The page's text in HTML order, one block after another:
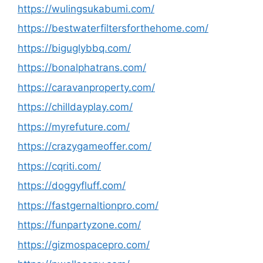
https://wulingsukabumi.com/
https://bestwaterfiltersforthehome.com/
https://biguglybbq.com/
https://bonalphatrans.com/
https://caravanproperty.com/
https://chilldayplay.com/
https://myrefuture.com/
https://crazygameoffer.com/
https://cqriti.com/
https://doggyfluff.com/
https://fastgernaltionpro.com/
https://funpartyzone.com/
https://gizmospacepro.com/